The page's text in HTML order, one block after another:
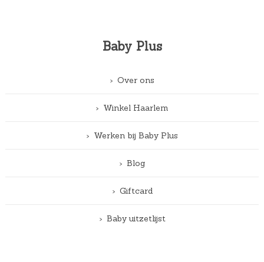
Baby Plus
Over ons
Winkel Haarlem
Werken bij Baby Plus
Blog
Giftcard
Baby uitzetlijst